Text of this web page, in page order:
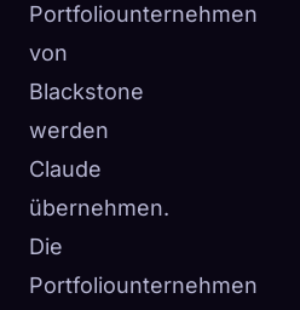
Portfoliounternehmen
von
Blackstone
werden
Claude
übernehmen.
Die
Portfoliounternehmen